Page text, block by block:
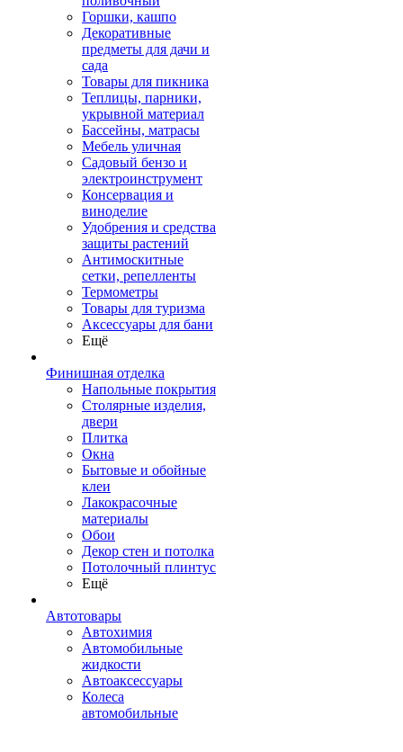
Горшки, кашпо
Декоративные
предметы для дачи и
сада
Товары для пикника
Теплицы, парники,
укрывной материал
Бассейны, матрасы
Мебель уличная
Садовый бензо и
электроинструмент
Консервация и
виноделие
Удобрения и средства
защиты растений
Антимоскитные
сетки, репелленты
Термометры
Товары для туризма
Аксессуары для бани
Ещё
Финишная отделка
Напольные покрытия
Столярные изделия,
двери
Плитка
Окна
Бытовые и обойные
клеи
Лакокрасочные
материалы
Обои
Декор стен и потолка
Потолочный плинтус
Ещё
Автотовары
Автохимия
Автомобильные
жидкости
Автоаксессуары
Колеса
автомобильные